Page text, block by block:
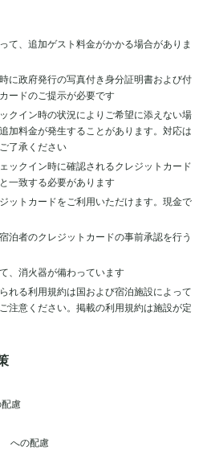
て、追加ゲスト料金がかかる場合がありま
に政府発行の写真付き身分証明書および付
ードのご提示が必要です
クイン時の状況によりご希望に添えない場
加料金が発生することがあります。対応は
了承ください
ックイン時に確認されるクレジットカード
一致する必要があります
ットカードをご利用いただけます。現金で
泊者のクレジットカードの事前承認を行う
、消火器が備わっています
れる利用規約は国および宿泊施設によって
注意ください。掲載の利用規約は施設が定
慮
への配慮